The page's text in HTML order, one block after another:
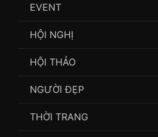
EVENT
HỘI NGHỊ
HỘI THẢO
NGƯỜI ĐẸP
THỜI TRANG